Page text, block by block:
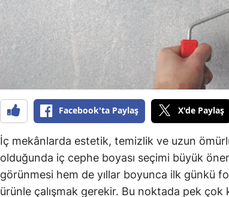
Facebook'ta Paylaş X'de Paylaş
İç mekânlarda estetik, temizlik ve uzun
olduğunda iç cephe boyası seçimi büyük
görünmesi hem de yıllar boyunca ilk günkü
ürünle çalışmak gerekir. Bu noktada pek çok